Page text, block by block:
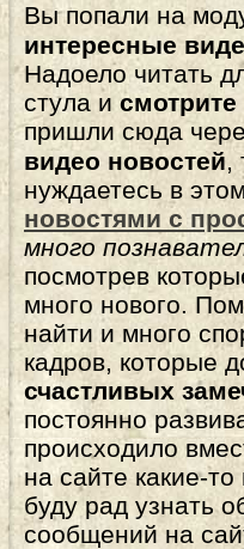
Вы попали на
интересные
Надоело читать
стула и
пришли сюда
видео новостей,
нуждаетесь в
новостями с
много
посмотрев
много нового.
найти и много
кадров, которые
счастливых
постоянно
происходило
на сайте какие-
буду рад узнать
сообщений на